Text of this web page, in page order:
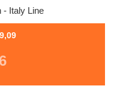
- Italy Line